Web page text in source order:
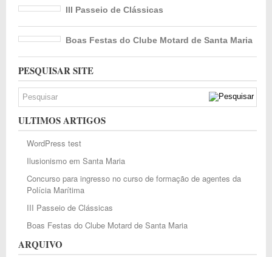
III Passeio de Clássicas
Boas Festas do Clube Motard de Santa Maria
PESQUISAR SITE
ULTIMOS ARTIGOS
WordPress test
Ilusionismo em Santa Maria
Concurso para ingresso no curso de formação de agentes da
Polícia Marítima
III Passeio de Clássicas
Boas Festas do Clube Motard de Santa Maria
ARQUIVO